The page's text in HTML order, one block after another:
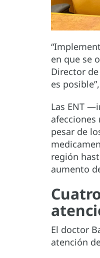
en que se
Director
es
Las ENT
pesar de
región
aumento
El doctor
atención